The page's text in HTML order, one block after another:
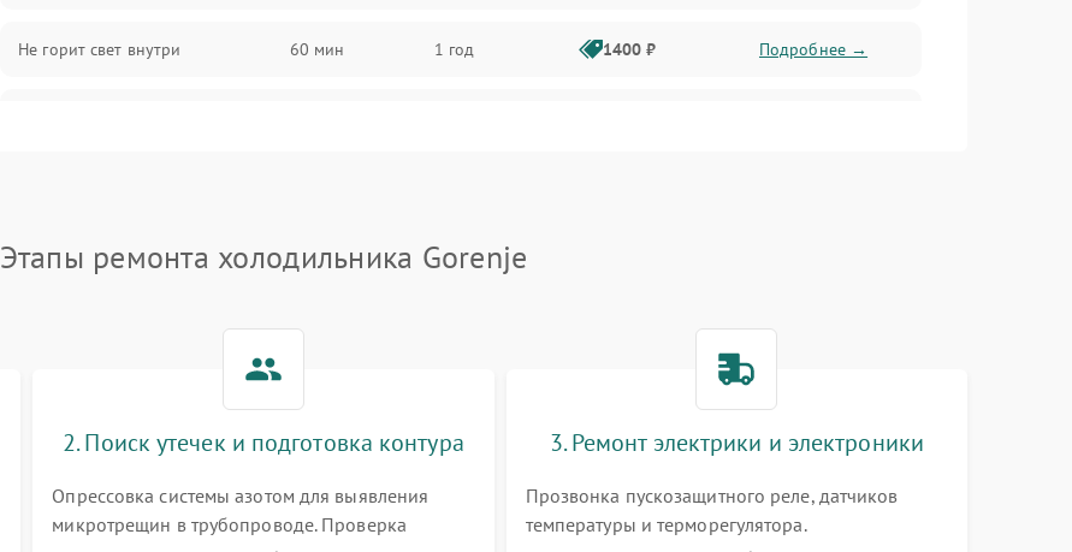
Не горит свет внутри 60 мин 1 год 1400 ₽ Подробнее →
Поломка системы No Frost 60 мин 1 год
60 мин Подробнее →
60 мин Подробнее →
Не включается холодильник 60 мин 1000 ₽ Подробнее →
Этапы ремонта холодильника Gorenje
2. Поиск утечек и подготовка контура
Опрессовка системы азотом для выявления
микротрещин в трубопроводе. Проверка
3. Ремонт электрики и электроники
Прозвонка пускозащитного реле, датчиков
температуры и терморегулятора.